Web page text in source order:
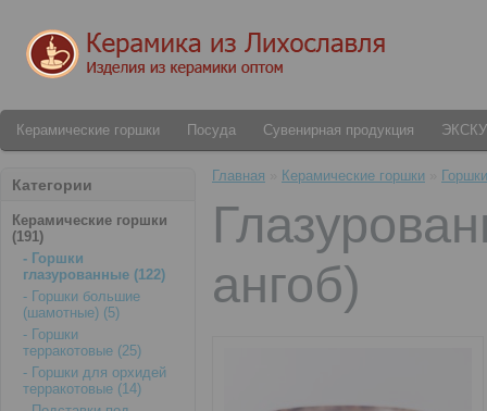
Керамические горшки Посуда Сувенирная продукция
Категории
Керамические горшки
(191)
- Горшки
глазурованные (122)
- Горшки большие
(шамотные) (5)
- Горшки
терракотовые (25)
- Горшки для орхидей
терракотовые (14)
Главная Керамические горшки
ангоб)